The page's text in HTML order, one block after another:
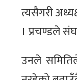
त्यसैगरी
। प्रचण्डले
उनले